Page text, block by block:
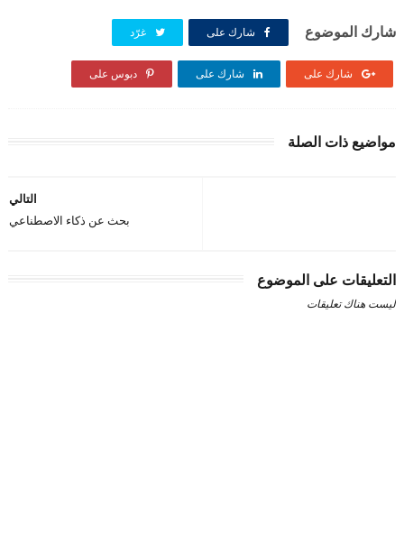
شارك الموضوع شارك على غرّد
شارك على شارك على دبوس على
مواضيع ذات الصلة
التالي
بحث عن ذكاء الاصطناعي
التعليقات على الموضوع
ليست هناك تعليقات